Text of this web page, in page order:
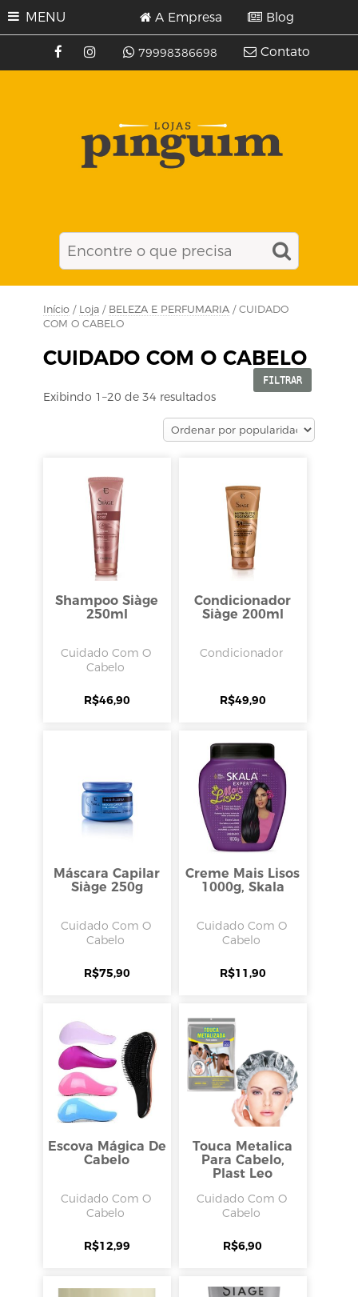
MENU
79998386698
A Empresa Blog
Contato
Início / Loja / BELEZA E PERFUMARIA / CUIDADO
COM O CABELO
CUIDADO COM O CABELO
FILTRAR
Exibindo 1–20 de 34 resultados
Shampoo Siàge
250ml
Cuidado Com O
Cabelo
R$46,90
Condicionador
Siàge 200ml
Condicionador
R$49,90
Máscara Capilar
Siàge 250g
Cuidado Com O
Cabelo
R$75,90
Creme Mais Lisos
1000g, Skala
Cuidado Com O
Cabelo
R$11,90
Escova Mágica De
Cabelo
Cuidado Com O
Cabelo
R$12,99
Touca Metalica
Para Cabelo,
Plast Leo
Cuidado Com O
Cabelo
R$6,90